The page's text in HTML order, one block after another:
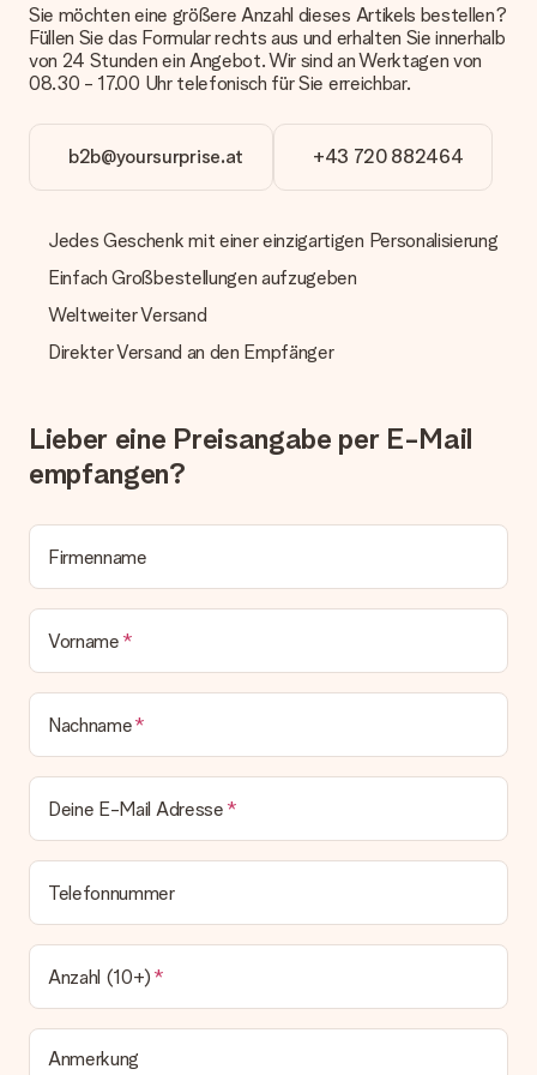
oder Päckchen geliefert wird, kontaktiere bitte unseren
Kundenservice.
Zahlung
Wie kann ich meine Bestellung bezahlen?
Wir bieten die folgenden Zahlungsoptionen an: Vorauskasse
mit normaler Überweisung, Sofortüberweisung, Paypal,
Kreditkarte oder auf Rechnung über Klarna. Bei einer
Geschenks jedoch um 3 Werktage.
Geschenk empfangen
Was, wenn das Geschenk meine Erwartungen nicht
erfüllt?
Lösungsvorschlag unterbreitet.
Wird die Rechnung mit der Bestellung mitverschickt?
Lieferschein. Die Rechnung zu deiner Bestellung erhältst du
zeitgleich mit der Bestätigungsmail und kannst sie jederzeit in
bleibt eine echte Überraschung!
Sie möchten eine größere Anzahl dieses Artikels bestellen?
Füllen Sie das Formular rechts aus und erhalten Sie innerhalb
von 24 Stunden ein Angebot. Wir sind an Werktagen von
08.30 - 17.00 Uhr telefonisch für Sie erreichbar.
b2b@yoursurprise.at +43 720 882464
Jedes Geschenk mit einer einzigartigen Personalisierung
Einfach Großbestellungen aufzugeben
Weltweiter Versand
Direkter Versand an den Empfänger
Lieber eine Preisangabe per E-Mail
empfangen?
Firmenname
Vorname
Nachname
Deine E-Mail Adresse
Telefonnummer
Anzahl (10+)
Anmerkung